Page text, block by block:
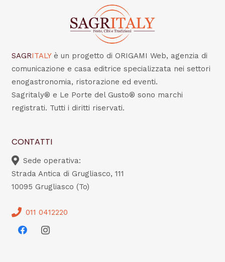
SAGRITALY è un progetto di ORIGAMI Web, agenzia di
comunicazione e casa editrice specializzata nei settori
enogastronomia, ristorazione ed eventi.
Sagritaly® e Le Porte del Gusto® sono marchi
registrati. Tutti i diritti riservati.
CONTATTI
Sede operativa:
Strada Antica di Grugliasco, 111
10095 Grugliasco (To)
011 0412220